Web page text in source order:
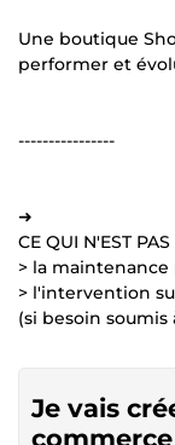
Une boutique
performer et
----------------
➜
CE QUI N'EST
> la maintenance
> l'intervention
(si besoin soumis
Je vais